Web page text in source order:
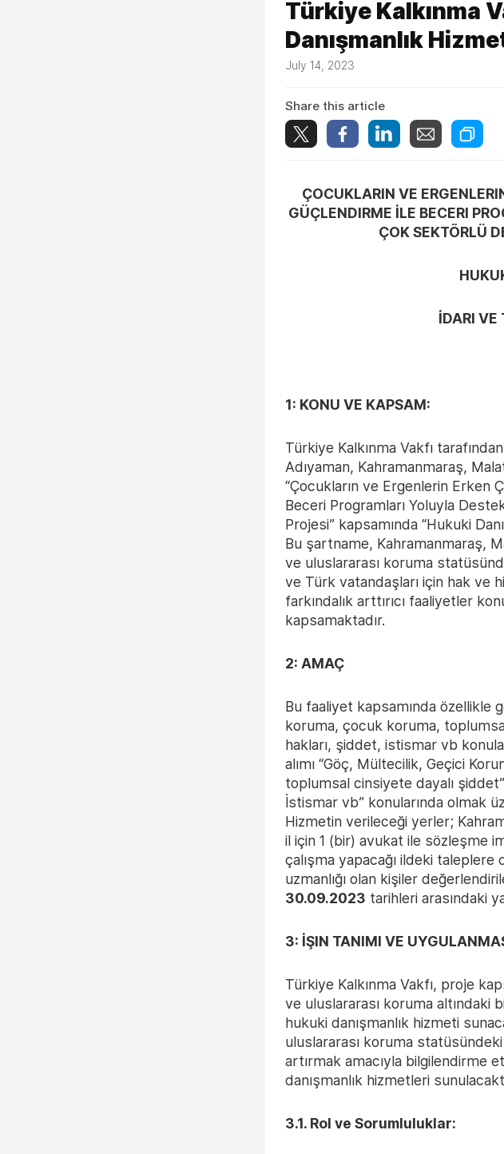
Türkiye Kalkınma
Danışmanlık
July 14, 2023
Share this article
ÇOCUKLARIN VE
GÜÇLENDIRME İLE BECERI
ÇOK SEKTÖRLÜ
İDARI VE
1: KONU VE KAPSAM:
Türkiye Kalkınma Vakfı
Adıyaman, Kahramanmaraş,
“Çocukların ve Ergenlerin Erken
Beceri Programları Yoluyla
Projesi” kapsamında “Hukuki
Bu şartname, Kahramanmaraş,
ve uluslararası koruma
ve Türk vatandaşları için hak ve
farkındalık arttırıcı faaliyetler
kapsamaktadır.
2: AMAÇ
Bu faaliyet kapsamında özellikle
koruma, çocuk koruma,
hakları, şiddet, istismar vb
alımı “Göç, Mültecilik, Geçici
toplumsal cinsiyete dayalı
İstismar vb” konularında olmak
Hizmetin verileceği yerler;
il için 1 (bir) avukat ile sözleşme
çalışma yapacağı ildeki
uzmanlığı olan kişiler
30.09.2023 tarihleri arasındaki
3: İŞIN TANIMI VE
Türkiye Kalkınma Vakfı, proje
ve uluslararası koruma altındaki
hukuki danışmanlık hizmeti
uluslararası koruma statüsündeki
artırmak amacıyla bilgilendirme
danışmanlık hizmetleri
3.1. Rol ve Sorumluluklar: